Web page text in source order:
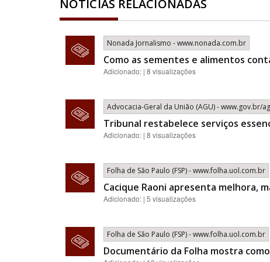
NOTÍCIAS RELACIONADAS
Nonada Jornalismo - www.nonada.com.br
Como as sementes e alimentos
Adicionado: | 8 visualizações
Advocacia-Geral da União (AGU) - www.gov.br/
Tribunal restabelece serviços
Adicionado: | 8 visualizações
Folha de São Paulo (FSP) - www.folha.uol.com.br
Cacique Raoni apresenta melhora,
Adicionado: | 5 visualizações
Folha de São Paulo (FSP) - www.folha.uol.com.br
Documentário da Folha mostra